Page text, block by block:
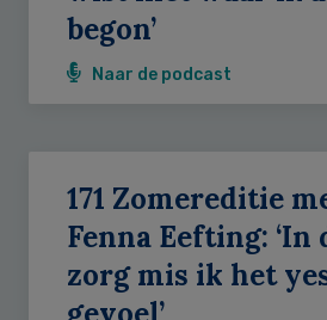
begon’
Naar de podcast
171 Zomereditie
Fenna Eefting: ‘In
zorg mis ik het